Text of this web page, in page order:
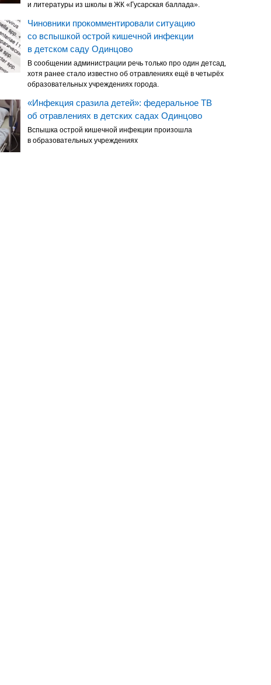
и литературы из школы в ЖК «Гусарская баллада».
Чиновники прокомментировали ситуацию
со вспышкой острой кишечной инфекции
в детском саду Одинцово
В сообщении администрации речь только про один детсад,
хотя ранее стало известно об отравлениях ещё в четырёх
образовательных учреждениях города.
«Инфекция сразила детей»: федеральное ТВ
об отравлениях в детских садах Одинцово
Вспышка острой кишечной инфекции произошла
в образовательных учреждениях